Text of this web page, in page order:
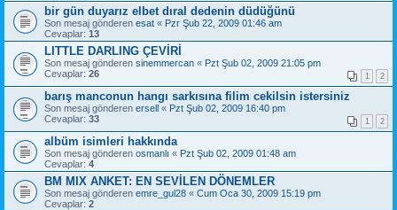
bir gün duyarız elbet dıral dedenin düdüğünü
Son mesaj gönderen esat « Pzr Şub 22, 2009 01:46 am
Cevaplar: 13
LITTLE DARLING ÇEVİRİ
Son mesaj gönderen sinemmercan « Pzt Şub 02, 2009 21:05 pm
Cevaplar: 26 1 2
barış manconun hangı sarkısına filim cekilsin istersiniz
Son mesaj gönderen ersell « Pzt Şub 02, 2009 16:40 pm
Cevaplar: 33 1 2
albüm isimleri hakkında
Son mesaj gönderen osmanlı « Pzt Şub 02, 2009 01:48 am
Cevaplar: 4
BM MIX ANKET: EN SEVİLEN DÖNEMLER
Son mesaj gönderen emre_gul28 « Cum Oca 30, 2009 15:19 pm
Cevaplar: 2